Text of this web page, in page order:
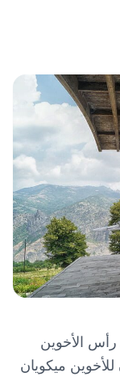
الأخوين
ميكويان